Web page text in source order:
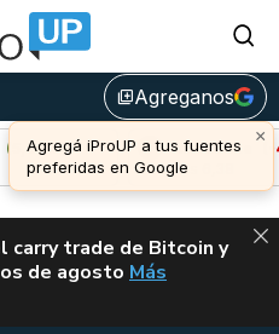
library_addAgreganos
Avalanche (-4,40%)
u$s 6,38
carry trade de Bitcoin y
de agosto VUELVE EL
Más